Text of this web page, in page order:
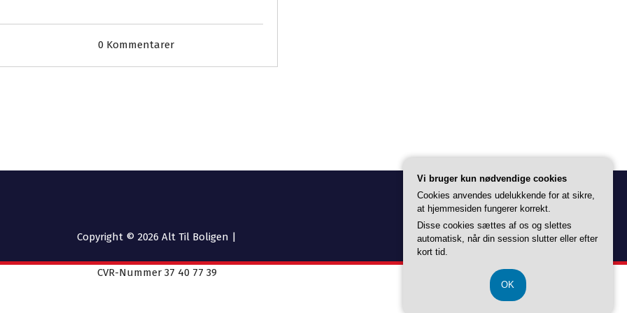
0 Kommentarer
Copyright © 2026 Alt Til Boligen |
CVR-Nummer 37 40 77 39
Vi bruger kun nødvendige cookies
Cookies anvendes udelukkende for at sikre,
at hjemmesiden fungerer korrekt.
Disse cookies sættes af os og slettes
automatisk, når din session slutter eller efter
kort tid.
OK